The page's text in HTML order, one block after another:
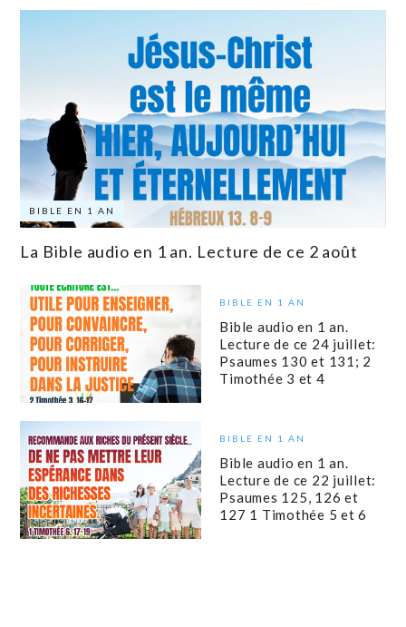
BIBLE EN 1 AN
La Bible audio en 1 an. Lecture de ce 2 août
BIBLE EN 1 AN
Bible audio en 1 an.
Lecture de ce 24 juillet:
Psaumes 130 et 131; 2
Timothée 3 et 4
BIBLE EN 1 AN
Bible audio en 1 an.
Lecture de ce 22 juillet:
Psaumes 125, 126 et
127 1 Timothée 5 et 6